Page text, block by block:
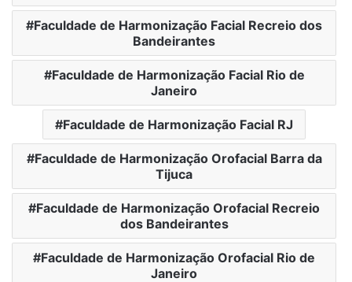
Faculdade de Harmonização Facial Recreio dos
Bandeirantes
Faculdade de Harmonização Facial Rio de
Janeiro
Faculdade de Harmonização Facial RJ
Faculdade de Harmonização Orofacial Barra da
Tijuca
Faculdade de Harmonização Orofacial Recreio
dos Bandeirantes
Faculdade de Harmonização Orofacial Rio de
Janeiro